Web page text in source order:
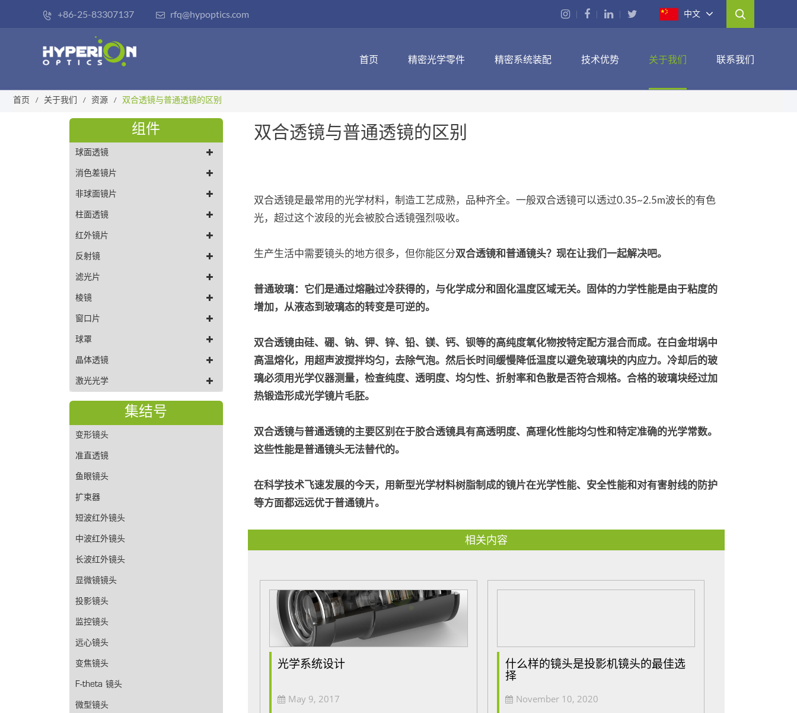
 +86-25-83307137  rfq@hypoptics.com 中文
首页 精密光学零件 精密系统装配 技术优势 关于我们 联系我们
首页 关于我们 资源 双合透镜与普通透镜的区别
组件
球面透镜
消色差镜片
非球面镜片
柱面透镜
红外镜片
反射镜
滤光片
棱镜
窗口片
球罩
晶体透镜
激光光学
集结号
变形镜头
准直透镜
鱼眼镜头
扩束器
短波红外镜头
中波红外镜头
长波红外镜头
显微镜镜头
投影镜头
监控镜头
远心镜头
变焦镜头
F-theta 镜头
微型镜头
双合透镜与普通透镜的区别
双合透镜是最常用的光学材料，制造工艺成熟，品种齐全。一般双合透镜可以透过0.35~2.5m波长的有色
光，超过这个波段的光会被胶合透镜强烈吸收。
生产生活中需要镜头的地方很多，但你能区分双合透镜和普通镜头？现在让我们一起解决吧。
普通玻璃：它们是通过熔融过冷获得的，与化学成分和固化温度区域无关。固体的力学性能是由于粘度的
增加，从液态到玻璃态的转变是可逆的。
双合透镜由硅、硼、钠、钾、锌、铅、镁、钙、钡等的高纯度氧化物按特定配方混合而成。在白金坩埚中
高温熔化，用超声波搅拌均匀，去除气泡。然后长时间缓慢降低温度以避免玻璃块的内应力。冷却后的玻
璃必须用光学仪器测量，检查纯度、透明度、均匀性、折射率和色散是否符合规格。合格的玻璃块经过加
热锻造形成光学镜片毛胚。
双合透镜与普通透镜的主要区别在于胶合透镜具有高透明度、高理化性能均匀性和特定准确的光学常数。
这些性能是普通镜头无法替代的。
在科学技术飞速发展的今天，用新型光学材料树脂制成的镜片在光学性能、安全性能和对有害射线的防护
等方面都远远优于普通镜片。
相关内容
光学系统设计
May 9, 2017
什么样的镜头是投影机镜头的最佳选
择
November 10, 2020